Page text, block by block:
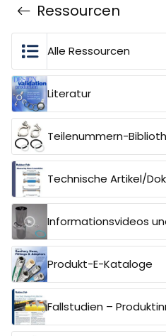
Ressourcen
Alle Ressourcen
Literatur
Teilenummern-
Technische Artikel/
Informationsvideos
Produkt-E-Kataloge
Fallstudien –